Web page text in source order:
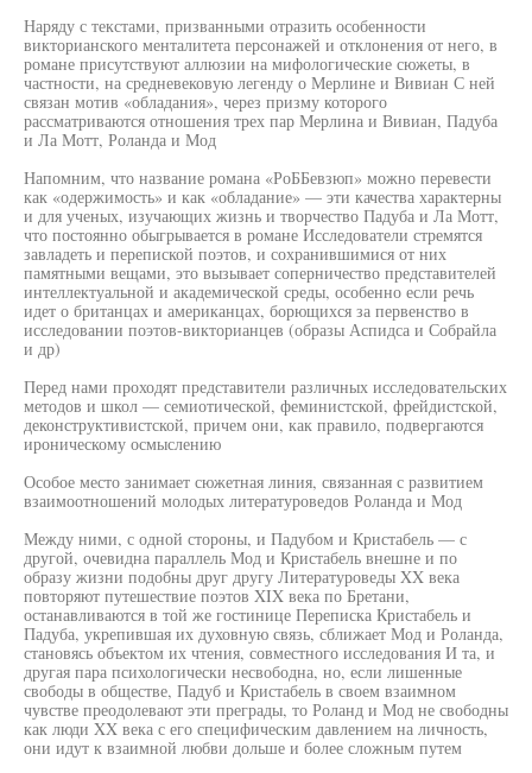
Наряду с текстами, призванными отразить особенности
викторианского менталитета персонажей и отклонения от него, в
романе присутствуют аллюзии на мифологические сюжеты, в
частности, на средневековую легенду о Мерлине и Вивиан С ней
связан мотив «обладания», через призму которого
рассматриваются отношения трех пар Мерлина и Вивиан, Падуба
и Ла Мотт, Роланда и Мод
Напомним, что название романа «РоББевзюп» можно перевести
как «одержимость» и как «обладание» — эти качества характерны
и для ученых, изучающих жизнь и творчество Падуба и Ла Мотт,
что постоянно обыгрывается в романе Исследователи стремятся
завладеть и перепиской поэтов, и сохранившимися от них
памятными вещами, это вызывает соперничество представителей
интеллектуальной и академической среды, особенно если речь
идет о британцах и американцах, борющихся за первенство в
исследовании поэтов-викторианцев (образы Аспидса и Собрайла
и др)
Перед нами проходят представители различных исследовательских
методов и школ — семиотической, феминистской, фрейдистской,
деконструктивистской, причем они, как правило, подвергаются
ироническому осмыслению
Особое место занимает сюжетная линия, связанная с развитием
взаимоотношений молодых литературоведов Роланда и Мод
Между ними, с одной стороны, и Падубом и Кристабель — с
другой, очевидна параллель Мод и Кристабель внешне и по
образу жизни подобны друг другу Литературоведы XX века
повторяют путешествие поэтов XIX века по Бретани,
останавливаются в той же гостинице Переписка Кристабель и
Падуба, укрепившая их духовную связь, сближает Мод и Роланда,
становясь объектом их чтения, совместного исследования И та, и
другая пара психологически несвободна, но, если лишенные
свободы в обществе, Падуб и Кристабель в своем взаимном
чувстве преодолевают эти преграды, то Роланд и Мод не свободны
как люди XX века с его специфическим давлением на личность,
они идут к взаимной любви дольше и более сложным путем